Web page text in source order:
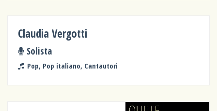
Claudia Vergotti
Solista
Pop, Pop italiano, Cantautori